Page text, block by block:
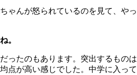
ゃんが怒られているのを見て、やっ
。
ったのもあります。突出するものは
点が高い感じでした。中学に入って